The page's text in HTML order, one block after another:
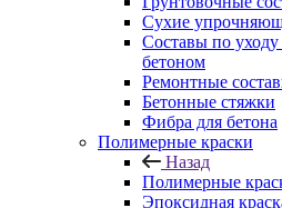
Сухие
Составы по
бетоном
Ремонтные
Бетонные стяжки
Фибра для бетона
Полимерные краски
Назад
Полимерные
Эпоксидная